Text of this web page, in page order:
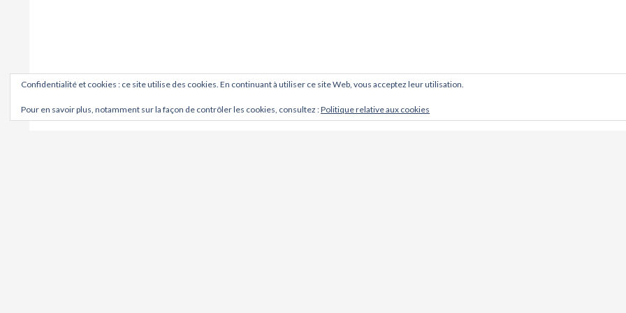
Confidentialité et cookies : ce site utilise des cookies. En continuant à utiliser ce site Web, vous acceptez leur utilisation.
Pour en savoir plus, notamment sur la façon de contrôler les cookies, consultez :Politique relative aux cookies